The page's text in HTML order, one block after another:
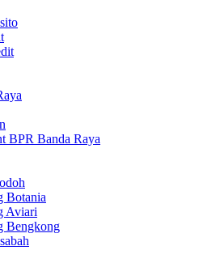
BPR Banda Raya
Botania
Aviari
Bengkong